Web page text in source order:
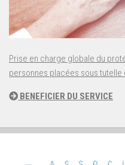
Prise en charge globale du
personnes placées sous tutelle
BENEFICIER DU SERVICE